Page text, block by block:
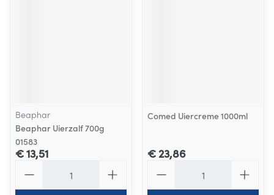
Beaphar
Beaphar Uierzalf 700g
01583
€ 13,51
Comed Uiercreme 1000ml
€ 23,86